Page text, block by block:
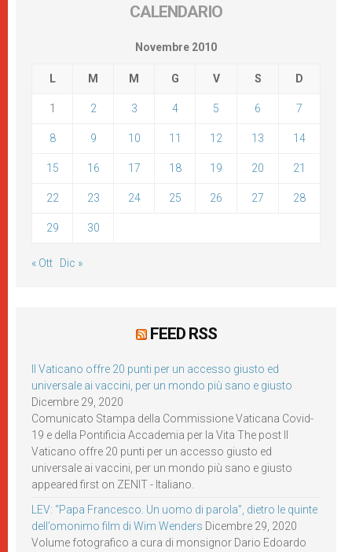
CALENDARIO
Novembre 2010
L M M G V S D
1 2 3 4 5 6 7
8 9 10 11 12 13 14
15 16 17 18 19 20 21
22 23 24 25 26 27 28
29 30
« Ott Dic »
FEED RSS
Il Vaticano offre 20 punti per un accesso giusto ed
universale ai vaccini, per un mondo più sano e giusto
Dicembre 29, 2020
Comunicato Stampa della Commissione Vaticana Covid-
19 e della Pontificia Accademia per la Vita The post Il
Vaticano offre 20 punti per un accesso giusto ed
universale ai vaccini, per un mondo più sano e giusto
appeared first on ZENIT - Italiano.
LEV: “Papa Francesco. Un uomo di parola”, dietro le quinte
dell’omonimo film di Wim Wenders Dicembre 29, 2020
Volume fotografico a cura di monsignor Dario Edoardo